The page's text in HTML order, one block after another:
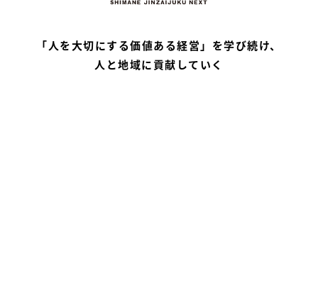
「人を大切にする価値ある経営」を学び続け、
人と地域に貢献していく